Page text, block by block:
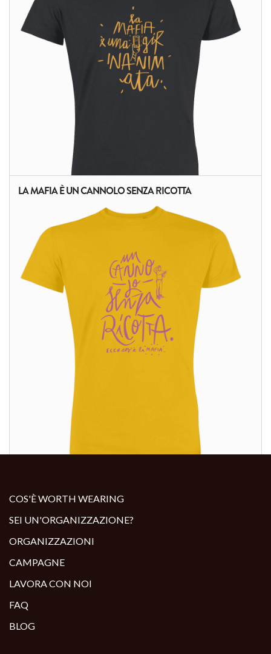
ALTRI PRODOTTI:
LA MAFIA È UN CANNOLO SENZA RICOTTA
COS'È WORTH WEARING
SEI UN'ORGANIZZAZIONE?
ORGANIZZAZIONI
CAMPAGNE
LAVORA CON NOI
FAQ
BLOG